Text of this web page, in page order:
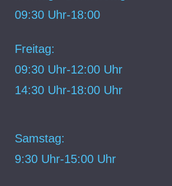
09:30 Uhr-18:00
Freitag:
09:30 Uhr-12:00 Uhr
14:30 Uhr-18:00 Uhr
Samstag:
9:30 Uhr-15:00 Uhr